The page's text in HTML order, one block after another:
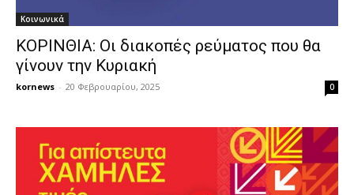
Κοινωνικά
ΚΟΡΙΝΘΙΑ: Οι διακοπές ρεύματος που θα
γίνουν την Κυριακή
kornews - 20 Φεβρουαρίου, 2025 0